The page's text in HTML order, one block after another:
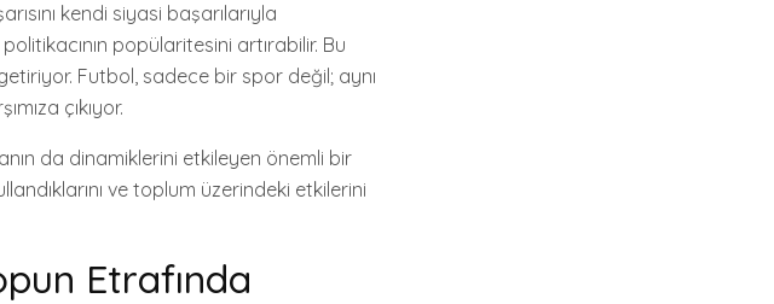
kendi siyasi başarılarıyla
popülaritesini artırabilir. Bu
Futbol, sadece bir spor değil; aynı
çıkıyor.
da dinamiklerini etkileyen önemli bir
ve toplum üzerindeki etkilerini
Etrafında